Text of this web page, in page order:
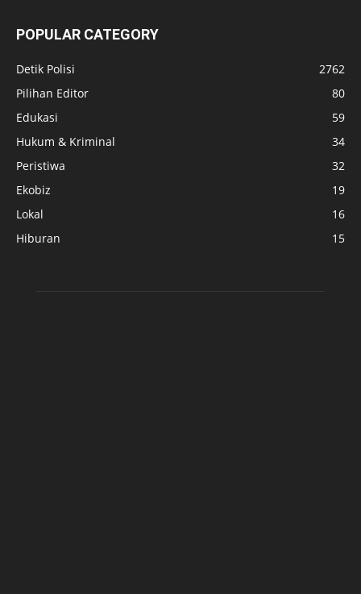
POPULAR CATEGORY
Detik Polisi
2762
Pilihan Editor
80
Edukasi
59
Hukum & Kriminal
34
Peristiwa
32
Ekobiz
19
Lokal
16
Hiburan
15